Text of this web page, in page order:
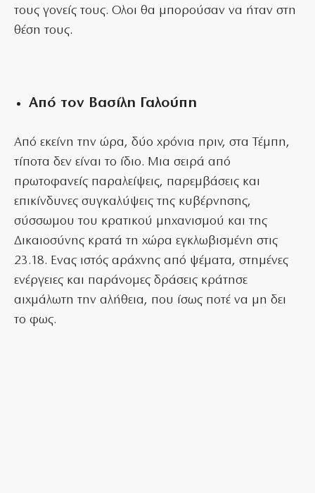
τους γονείς τους. Ολοι θα μπορούσαν να ήταν στη
θέση τους.
Από τον Βασίλη Γαλούπη
Από εκείνη την ώρα, δύο χρόνια πριν, στα Τέμπη,
τίποτα δεν είναι το ίδιο. Μια σειρά από
πρωτοφανείς παραλείψεις, παρεμβάσεις και
επικίνδυνες συγκαλύψεις της κυβέρνησης,
σύσσωμου του κρατικού μηχανισμού και της
Δικαιοσύνης κρατά τη χώρα εγκλωβισμένη στις
23.18. Ενας ιστός αράχνης από ψέματα, στημένες
ενέργειες και παράνομες δράσεις κράτησε
αιχμάλωτη την αλήθεια, που ίσως ποτέ να μη δει
το φως.